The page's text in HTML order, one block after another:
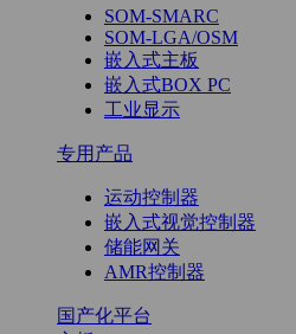
SOM-SMARC
SOM-LGA/OSM
嵌入式主板
嵌入式BOX PC
工业显示
专用产品
运动控制器
嵌入式视觉控制器
储能网关
AMR控制器
国产化平台